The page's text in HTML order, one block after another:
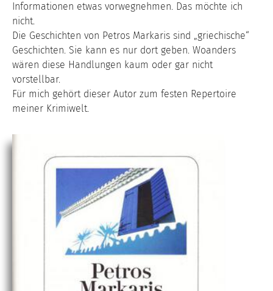
Informationen etwas vorwegnehmen. Das möchte ich
nicht.
Die Geschichten von Petros Markaris sind „griechische“
Geschichten. Sie kann es nur dort geben. Woanders
wären diese Handlungen kaum oder gar nicht
vorstellbar.
Für mich gehört dieser Autor zum festen Repertoire
meiner Krimiwelt.